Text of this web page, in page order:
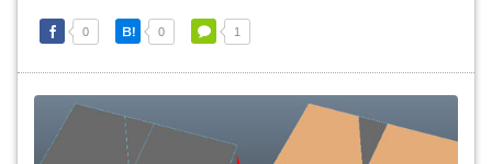
0 0 1